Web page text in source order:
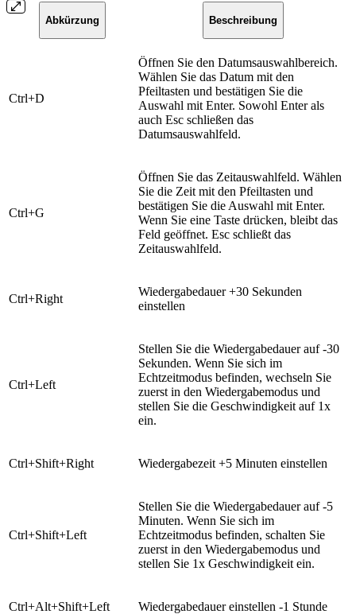
Abkürzung Beschreibung
​Ctrl+D
Öffnen Sie den Datumsauswahlbereich.
Wählen Sie das Datum mit den
Pfeiltasten und bestätigen Sie die
Auswahl mit Enter. Sowohl Enter als
auch Esc schließen das
Datumsauswahlfeld.
​Ctrl+G
Öffnen Sie das Zeitauswahlfeld. Wählen
Sie die Zeit mit den Pfeiltasten und
bestätigen Sie die Auswahl mit Enter.
Wenn Sie eine Taste drücken, bleibt das
Feld geöffnet. Esc schließt das
Zeitauswahlfeld.
​Ctrl+Right
​Wiedergabedauer +30 Sekunden
einstellen
​Ctrl+Left
​Stellen Sie die Wiedergabedauer auf -30
Sekunden. Wenn Sie sich im
Echtzeitmodus befinden, wechseln Sie
zuerst in den Wiedergabemodus und
stellen Sie die Geschwindigkeit auf 1x
ein.
​Ctrl+Shift+Right Wiedergabezeit +5 Minuten einstellen
​Ctrl+Shift+Left
​Stellen Sie die Wiedergabedauer auf -5
Minuten. Wenn Sie sich im
Echtzeitmodus befinden, schalten Sie
zuerst in den Wiedergabemodus und
stellen Sie 1x Geschwindigkeit ein.
​Ctrl+Alt+Shift+Left ​Wiedergabedauer einstellen -1 Stunde